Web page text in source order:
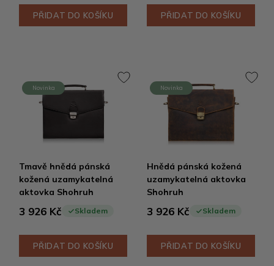
PŘIDAT DO KOŠÍKU PŘIDAT DO KOŠÍKU
Novinka
Tmavě hnědá pánská
kožená uzamykatelná
aktovka Shohruh
3 926 Kč Skladem
PŘIDAT DO KOŠÍKU
Novinka
Hnědá pánská kožená
uzamykatelná aktovka
Shohruh
3 926 Kč Skladem
PŘIDAT DO KOŠÍKU